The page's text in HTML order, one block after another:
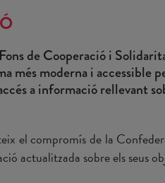
de Cooperació i
més moderna i accessible
a informació rellevant
el compromís de la
actualitzada sobre els seus